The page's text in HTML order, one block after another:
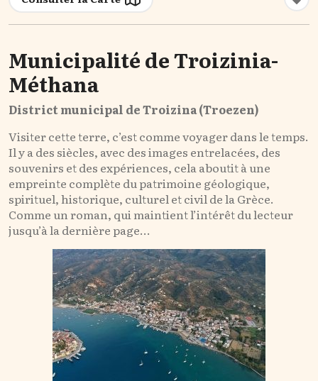
Municipalité de Troizinia-
Méthana
District municipal de Troizina (Troezen)
Visiter cette terre, c’est comme voyager dans le temps.
Il y a des siècles, avec des images entrelacées, des
souvenirs et des expériences, cela aboutit à une
empreinte complète du patrimoine géologique,
spirituel, historique, culturel et civil de la Grèce.
Comme un roman, qui maintient l’intérêt du lecteur
jusqu’à la dernière page…